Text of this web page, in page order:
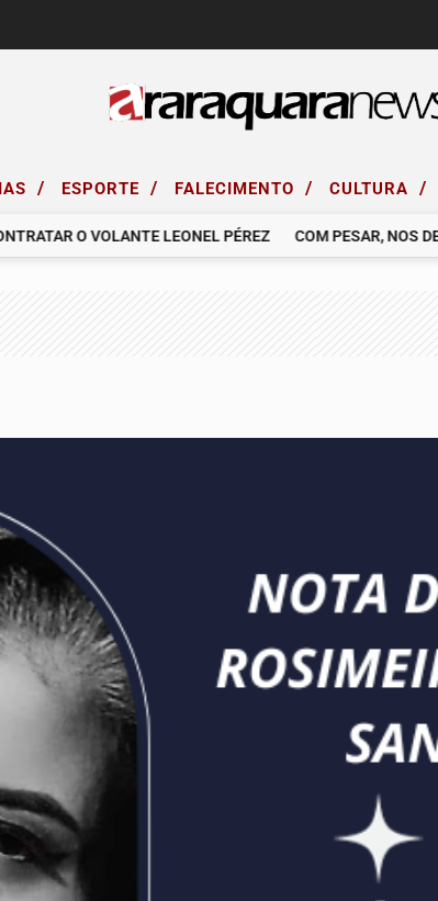
/ ESPORTE / FALECIMENTO / CULTURA /
O VOLANTE LEONEL PÉREZ COM PESAR, NOS